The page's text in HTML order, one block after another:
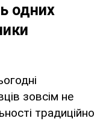
одних
зовсім не
традиційно